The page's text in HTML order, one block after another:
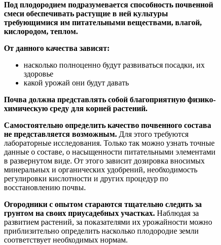
Под плодородием подразумевается способность почвенной
смеси обеспечивать растущие в ней культуры
требующимися им питательными веществами, влагой,
кислородом, теплом.
От данного качества зависят:
насколько полноценно будут развиваться посадки, их
здоровье
какой урожай они будут давать
Почва должна представлять собой благоприятную физико-
химическую среду для корней растений.
Самостоятельно определить качество почвенного состава
не представляется возможным. Для этого требуются
лабораторные исследования. Только так можно узнать точные
данные о составе, о насыщенности питательными элементами
в развернутом виде. От этого зависит дозировка вносимых
минеральных и органических удобрений, необходимость
регулировки кислотности и других процедур по
восстановлению почвы.
Огородники с опытом стараются тщательно следить за
грунтом на своих приусадебных участках. Наблюдая за
развитием растений, за показателями их урожайности можно
приблизительно определить насколько плодородие земли
соответствует необходимых нормам.